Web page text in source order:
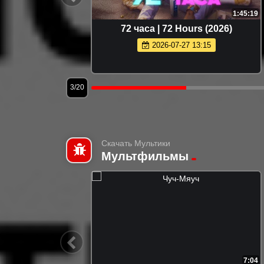
| GOAT
1:45:19
72 часа | 72 Hours (2026)
2026-07-27 13:15
3/20
Скачать Мультики
Мультфильмы
7:04